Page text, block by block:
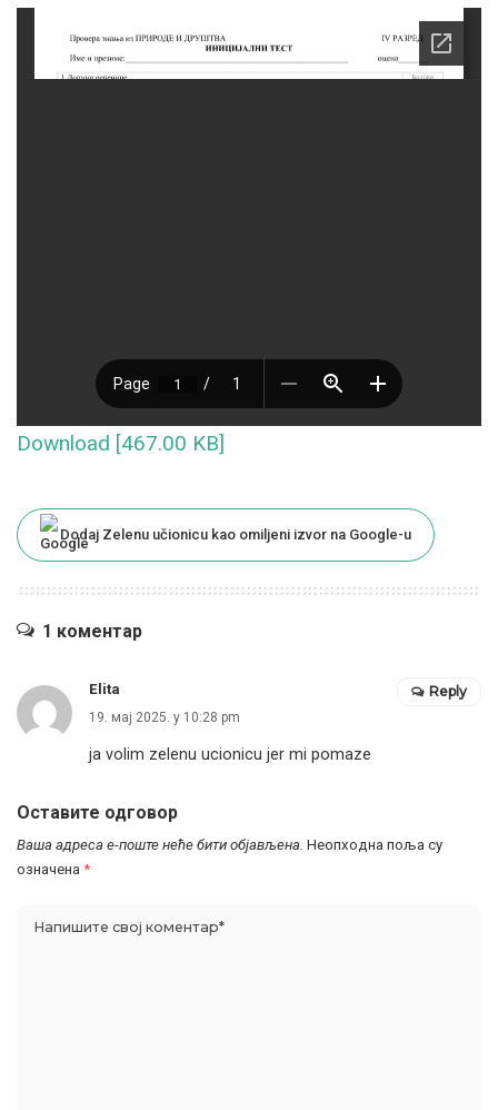
Download [467.00 KB]
Dodaj Zelenu učionicu kao omiljeni izvor na Google-u
1 коментар
Elita
19. мај 2025. у 10:28 pm
ja volim zelenu ucionicu jer mi pomaze
Reply
Оставите одговор
Ваша адреса е-поште неће бити објављена. Неопходна поља су
означена *